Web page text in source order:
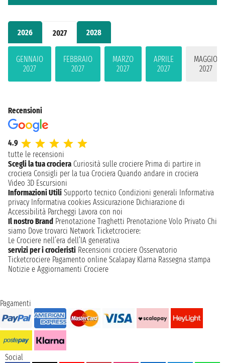
2026 2027 2028
GENNAIO
2027
FEBBRAIO
2027
MARZO
2027
APRILE
2027
MAGGIO
2027
Recensioni
4.9
tutte le recensioni
Scegli la tua crociera Curiosità sulle crociere Prima di partire in
crociera Consigli per la tua Crociera Quando andare in crociera
Video 3D Escursioni
Informazioni Utili Supporto tecnico Condizioni generali Informativa
privacy Informativa cookies Assicurazione Dichiarazione di
Accessibilità Parcheggi Lavora con noi
Il nostro Brand Prenotazione Traghetti Prenotazione Volo Privato Chi
siamo Dove trovarci Network Ticketcrociere:
Le Crociere nell’era dell’IA generativa
servizi per i crocieristi Recensioni crociere Osservatorio
Ticketcrociere Pagamento online Scalapay Klarna Rassegna stampa
Notizie e Aggiornamenti Crociere
Pagamenti
Social